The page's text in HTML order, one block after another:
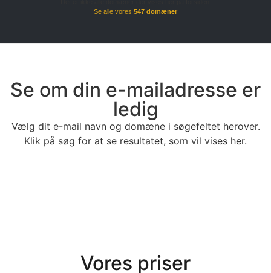
Se alle vores 547 domæner
Se om din e-mailadresse er
ledig
Vælg dit e-mail navn og domæne i søgefeltet herover.
Klik på søg for at se resultatet, som vil vises her.
Vores priser